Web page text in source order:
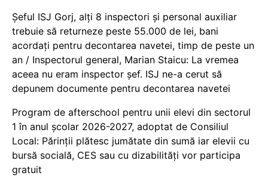
Șeful ISJ Gorj, alți 8 inspectori și personal auxiliar
trebuie să returneze peste 55.000 de lei, bani
acordați pentru decontarea navetei, timp de peste un
an / Inspectorul general, Marian Staicu: La vremea
aceea nu eram inspector șef. ISJ ne-a cerut să
depunem documente pentru decontarea navetei
Program de afterschool pentru unii elevi din sectorul
1 în anul școlar 2026-2027, adoptat de Consiliul
Local: Părinții plătesc jumătate din sumă iar elevii cu
bursă socială, CES sau cu dizabilităţi vor participa
gratuit